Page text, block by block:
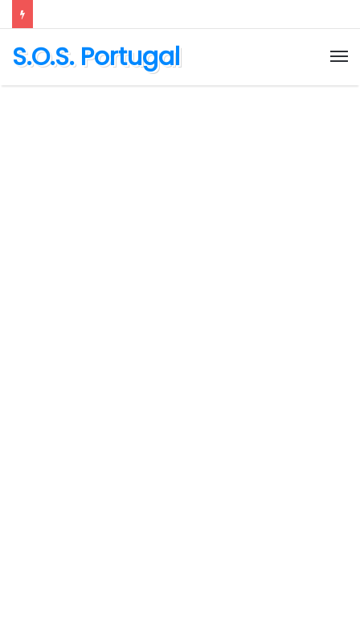
S.O.S. Portugal